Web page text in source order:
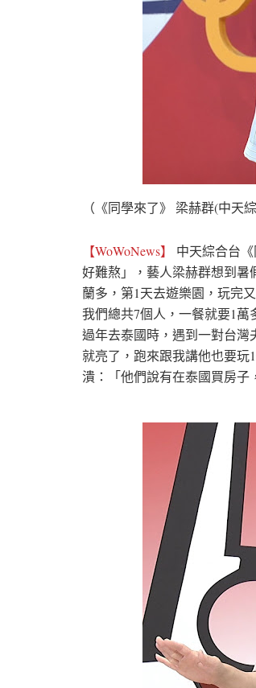
（《同學來了》 梁赫群(中天
【WoWoNews】
中天綜合台
好難熬」，藝人梁赫群想到
蘭多，第1天去遊樂園，玩完
我們總共7個人，一餐就要1
過年去泰國時，遇到一對台
就亮了，跑來跟我講他也要玩
潰：「他們說有在泰國買房子